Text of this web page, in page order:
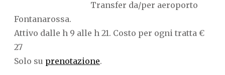
Transfer da/per aeroporto
Fontanarossa.
Attivo dalle h 9 alle h 21. Costo per ogni tratta €
27
Solo su prenotazione.